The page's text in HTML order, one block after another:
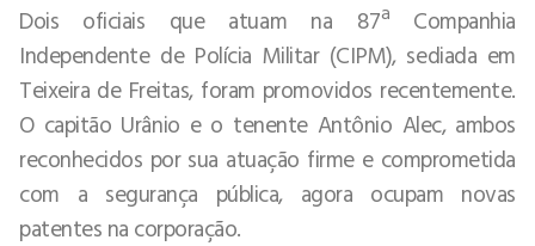
Dois oficiais que atuam na 87ª Companhia
Independente de Polícia Militar (CIPM), sediada em
Teixeira de Freitas, foram promovidos recentemente.
O capitão Urânio e o tenente Antônio Alec, ambos
reconhecidos por sua atuação firme e comprometida
com a segurança pública, agora ocupam novas
patentes na corporação.